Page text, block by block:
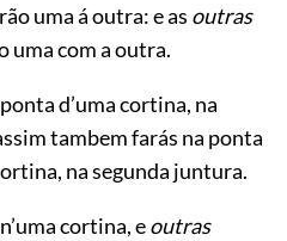
uma á outra: e as outras
uma com a outra.
d’uma cortina, na
tambem farás na ponta
na segunda juntura.
cortina, eoutras